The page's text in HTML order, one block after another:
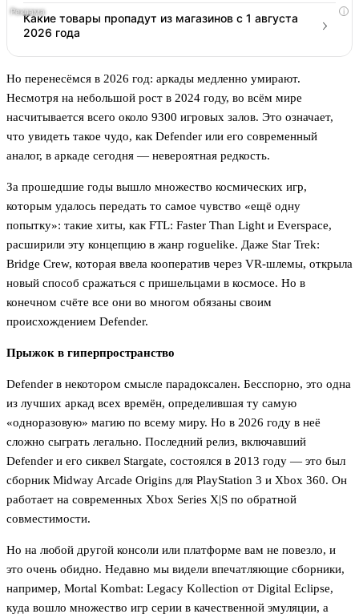
i
Какие товары пропадут из магазинов с 1 августа
2026 года
Но перенесёмся в 2026 год: аркады медленно умирают.
Несмотря на небольшой рост в 2024 году, во всём мире
насчитывается всего около 9300 игровых залов. Это означает,
что увидеть такое чудо, как Defender или его современный
аналог, в аркаде сегодня — невероятная редкость.
За прошедшие годы вышло множество космических игр,
которым удалось передать то самое чувство «ещё одну
попытку»: такие хиты, как FTL: Faster Than Light и Everspace,
расширили эту концепцию в жанр roguelike. Даже Star Trek:
Bridge Crew, которая ввела кооператив через VR-шлемы, открыла
новый способ сражаться с пришельцами в космосе. Но в
конечном счёте все они во многом обязаны своим
происхождением Defender.
Прыжок в гиперпространство
Defender в некотором смысле парадоксален. Бесспорно, это одна
из лучших аркад всех времён, определившая ту самую
«одноразовую» магию по всему миру. Но в 2026 году в неё
сложно сыграть легально. Последний релиз, включавший
Defender и его сиквел Stargate, состоялся в 2013 году — это был
сборник Midway Arcade Origins для PlayStation 3 и Xbox 360. Он
работает на современных Xbox Series X|S по обратной
совместимости.
Но на любой другой консоли или платформе вам не повезло, и
это очень обидно. Недавно мы видели впечатляющие сборники,
например, Mortal Kombat: Legacy Kollection от Digital Eclipse,
куда вошло множество игр серии в качественной эмуляции, а